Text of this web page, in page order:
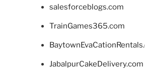
salesforceblogs.com
TrainGames365.com
JabalpurCakeDelivery.com